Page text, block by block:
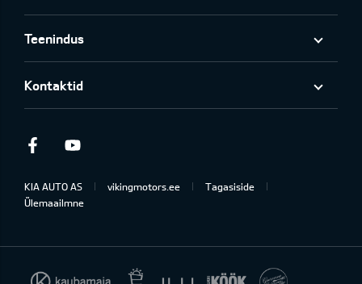
Teenindus
Kontaktid
Facebook
KIA AUTO AS vikingmotors.ee
Tagasiside
Ülemaailmne